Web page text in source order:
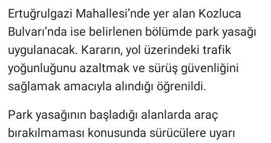
Ertuğrulgazi Mahallesi’nde yer alan Kozluca
Bulvarı’nda ise belirlenen bölümde park yasağı
uygulanacak. Kararın, yol üzerindeki trafik
yoğunluğunu azaltmak ve sürüş güvenliğini
sağlamak amacıyla alındığı öğrenildi.
Park yasağının başladığı alanlarda araç
bırakılmaması konusunda sürücülere uyarı